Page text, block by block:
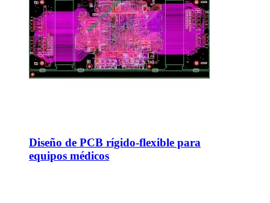
Diseño de PCB rígido-flexible para
equipos médicos